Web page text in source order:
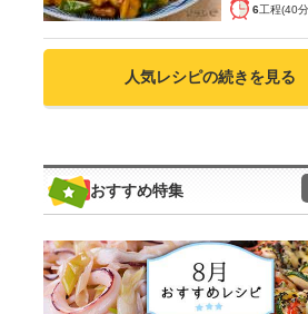
6工程(40
人気レシピの続きを見る
おすすめ特集